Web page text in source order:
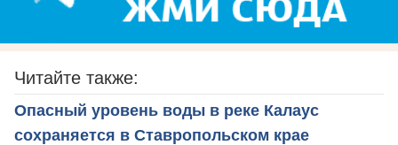
Читайте также:
Опасный уровень воды в реке Калаус
сохраняется в Ставропольском крае